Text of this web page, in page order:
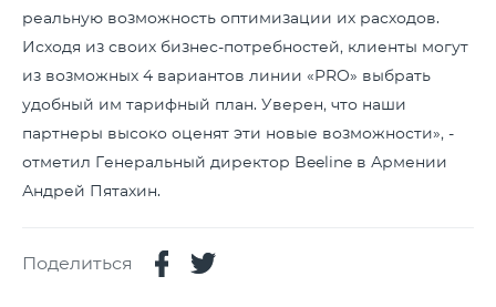
реальную возможность оптимизации их расходов.
Исходя из своих бизнес-потребностей, клиенты могут
из возможных 4 вариантов линии «PRO» выбрать
удобный им тарифный план. Уверен, что наши
партнеры высоко оценят эти новые возможности», -
отметил Генеральный директор Beeline в Армении
Андрей Пятахин.
Поделиться